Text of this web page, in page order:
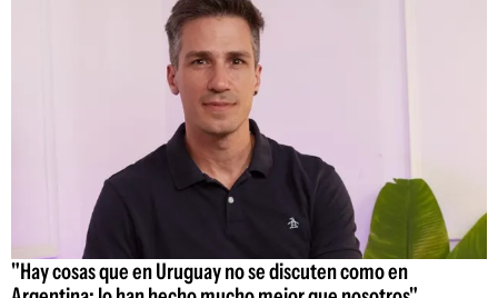
"Hay cosas que en Uruguay no se discuten como en